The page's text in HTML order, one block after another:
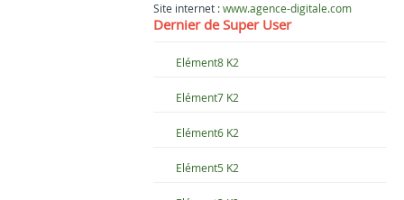
Site internet : www.agence-digitale.com
Dernier de Super User
Elément8 K2
Elément7 K2
Elément6 K2
Elément5 K2